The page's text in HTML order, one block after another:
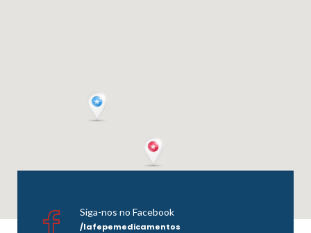
Siga-nos no Facebook
/lafepemedicamentos